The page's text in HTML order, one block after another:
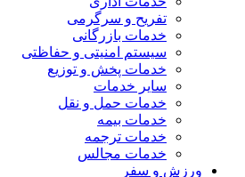
تفریح و سرگرمی
خدمات بازرگانی
سیستم امنیتی و حفاظتی
خدمات پخش و توزیع
سایر خدمات
خدمات حمل و نقل
خدمات بیمه
خدمات ترجمه
خدمات مجالس
ورزش و سفر